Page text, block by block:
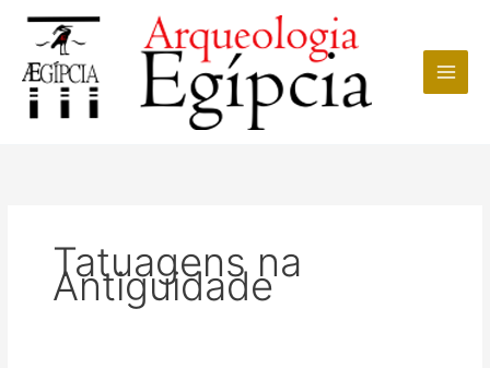
conteúdo
Tatuagens na
Antiguidade